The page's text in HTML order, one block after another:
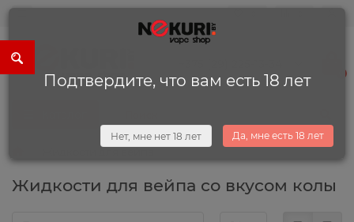
Жидкости для вейпа со вкусом колы
Подтвердите, что вам есть 18 лет
Нет, мне нет 18 лет Да, мне есть 18 лет